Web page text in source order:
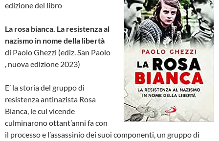
edizione del libro
La rosa bianca. La resistenza al
nazismo in nome della libertà
di Paolo Ghezzi (ediz. San Paolo
, nuova edizione 2023)
E’ la storia del gruppo di
resistenza antinazista Rosa
Bianca, le cui vicende
culminarono ottant’anni fa con
il processo e l’assassinio dei suoi componenti, un gruppo di